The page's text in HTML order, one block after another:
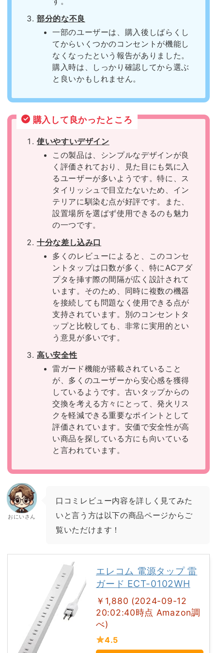
部分的な不良
一部のユーザーは、購入後しばらくし
てからいくつかのコンセントが機能し
なくなったという報告がありました。
購入時は、しっかり確認してから選ぶ
と良いかもしれません。
購入して良かったところ
使いやすいデザイン
この製品は、シンプルなデザインが良
く評価されており、見た目にも気に入
るユーザーが多いようです。特に、ス
タイリッシュで目立たないため、イン
テリアに馴染む点が好評です。また、
設置場所を選ばず使用できるのも魅力
の一つです。
十分な差し込み口
多くのレビューによると、このコンセ
ントタップは口数が多く、特にACアダ
プタを挿す際の間隔が広く設計されて
います。そのため、同時に複数の機器
を接続しても問題なく使用できる点が
支持されています。別のコンセントタ
ップと比較しても、非常に実用的とい
う意見が多いです。
高い安全性
雷ガード機能が搭載されていること
が、多くのユーザーから安心感を獲得
しているようです。古いタップからの
交換を考える方々にとって、発火リス
クを軽減できる重要なポイントとして
評価されています。安価で安全性が高
い商品を探している方にも向いている
と言われています。
おにいさん
口コミレビュー内容を詳しく見てみた
いと言う方は以下の商品ページからご
覧いただけます！
エレコム 電源タップ 雷
ガード ECT-0102WH
￥1,880 (2024-09-12
20:02:40時点 Amazon調
べ)
4.5